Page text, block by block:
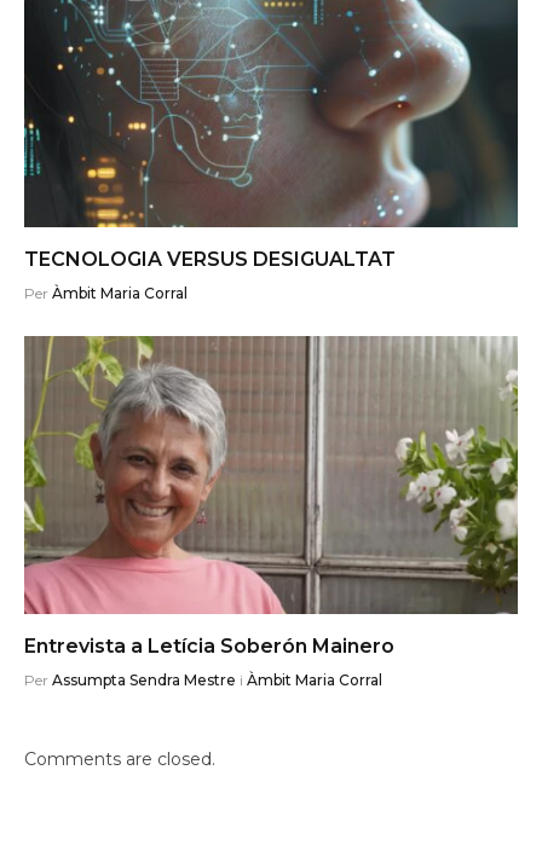
TECNOLOGIA VERSUS DESIGUALTAT
Per Àmbit Maria Corral
Entrevista a Letícia Soberón Mainero
Per Assumpta Sendra Mestre i Àmbit Maria Corral
Comments are closed.